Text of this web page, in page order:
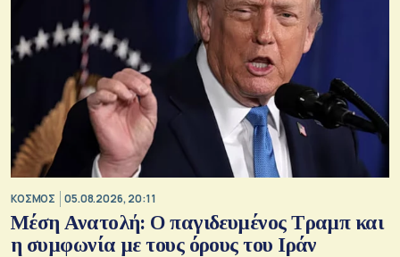
ΚΟΣΜΟΣ 05.08.2026, 20:11
Μέση Ανατολή: Ο παγιδευμένος Τραμπ και
η συμφωνία με τους όρους του Ιράν